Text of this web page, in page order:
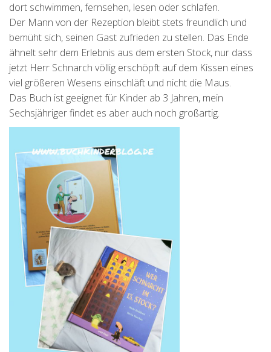
dort schwimmen, fernsehen, lesen oder schlafen.
Der Mann von der Rezeption bleibt stets freundlich und
bemüht sich, seinen Gast zufrieden zu stellen. Das Ende
ähnelt sehr dem Erlebnis aus dem ersten Stock, nur dass
jetzt Herr Schnarch völlig erschöpft auf dem Kissen eines
viel größeren Wesens einschläft und nicht die Maus.
Das Buch ist geeignet für Kinder ab 3 Jahren, mein
Sechsjähriger findet es aber auch noch großartig.